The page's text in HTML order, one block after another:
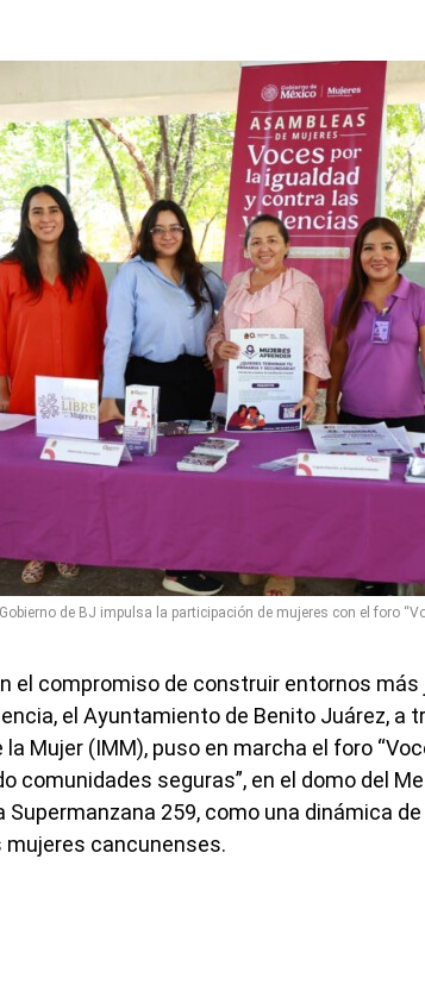
Gobierno de BJ impulsa la participación de mujeres con el foro
el compromiso de construir entornos
el Ayuntamiento de Benito Juárez, a
la Mujer (IMM), puso en marcha el foro
comunidades seguras”, en el domo del
Supermanzana 259, como una dinámica
mujeres cancunenses.